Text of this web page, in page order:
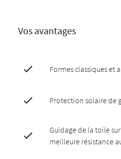
Vos avantages
Formes classiques et
Protection solaire de
Guidage de la toile
meilleure résistance